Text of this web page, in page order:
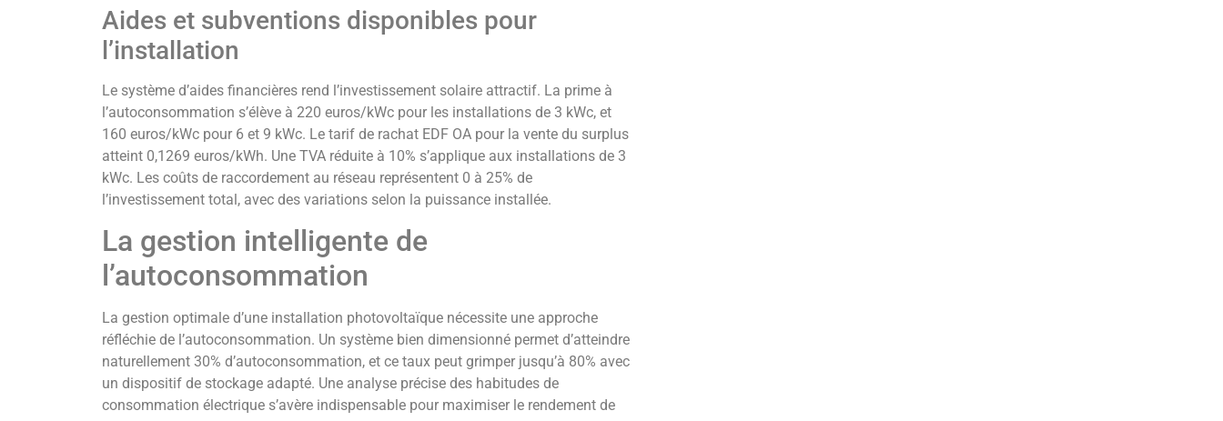
Aides et subventions disponibles pour
l’installation
Le système d’aides financières rend l’investissement solaire attractif. La prime à
l’autoconsommation s’élève à 220 euros/kWc pour les installations de 3 kWc, et
160 euros/kWc pour 6 et 9 kWc. Le tarif de rachat EDF OA pour la vente du surplus
atteint 0,1269 euros/kWh. Une TVA réduite à 10% s’applique aux installations de 3
kWc. Les coûts de raccordement au réseau représentent 0 à 25% de
l’investissement total, avec des variations selon la puissance installée.
La gestion intelligente de
l’autoconsommation
La gestion optimale d’une installation photovoltaïque nécessite une approche
réfléchie de l’autoconsommation. Un système bien dimensionné permet d’atteindre
naturellement 30% d’autoconsommation, et ce taux peut grimper jusqu’à 80% avec
un dispositif de stockage adapté. Une analyse précise des habitudes de
consommation électrique s’avère indispensable pour maximiser le rendement de